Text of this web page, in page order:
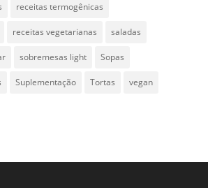
receitas termogênicas
receitas vegetarianas saladas
sobremesas light Sopas
Suplementação Tortas vegan